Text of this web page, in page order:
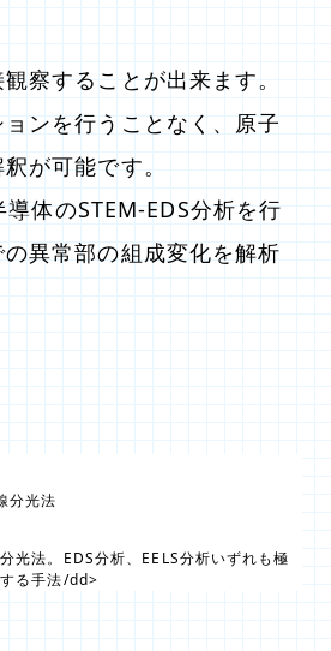
察することが出来ます。
ンを行うことなく、原子
が可能です。
体のSTEM-EDS分析を行
異常部の組成変化を解析
分光法
光法。EDS分析、EELS分析いずれも極
る手法/dd>